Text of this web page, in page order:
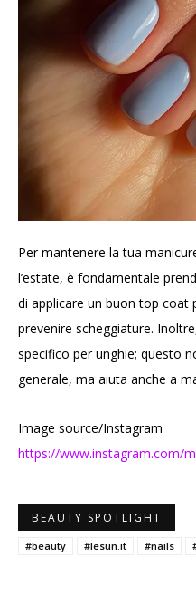
Per mantenere la tua
l’estate, è fondamentale
di applicare un buon top coat
prevenire scheggiature.
specifico per unghie; questo
generale, ma aiuta anche a
Image source/Instagram
https://www.instagram.com/
BEAUTY SPOTLIGHT
#beauty #lesun.it #nails